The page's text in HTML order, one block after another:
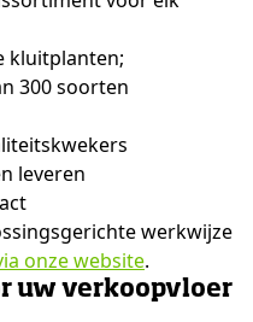
kluitplanten;
300 soorten
leveren
werkwijze
onze website.
uw verkoopvloer